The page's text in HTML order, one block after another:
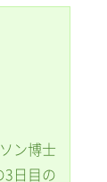
ン博士
3日目の